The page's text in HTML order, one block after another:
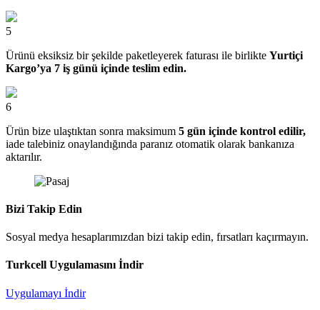
5
Ürünü eksiksiz bir şekilde paketleyerek faturası ile birlikte Yurtiçi
Kargo’ya 7 iş günü içinde teslim edin.
6
Ürün bize ulaştıktan sonra maksimum 5 gün içinde kontrol edilir,
iade talebiniz onaylandığında paranız otomatik olarak bankanıza
aktarılır.
Bizi Takip Edin
Sosyal medya hesaplarımızdan bizi takip edin, fırsatları kaçırmayın.
Turkcell Uygulamasını İndir
Uygulamayı İndir